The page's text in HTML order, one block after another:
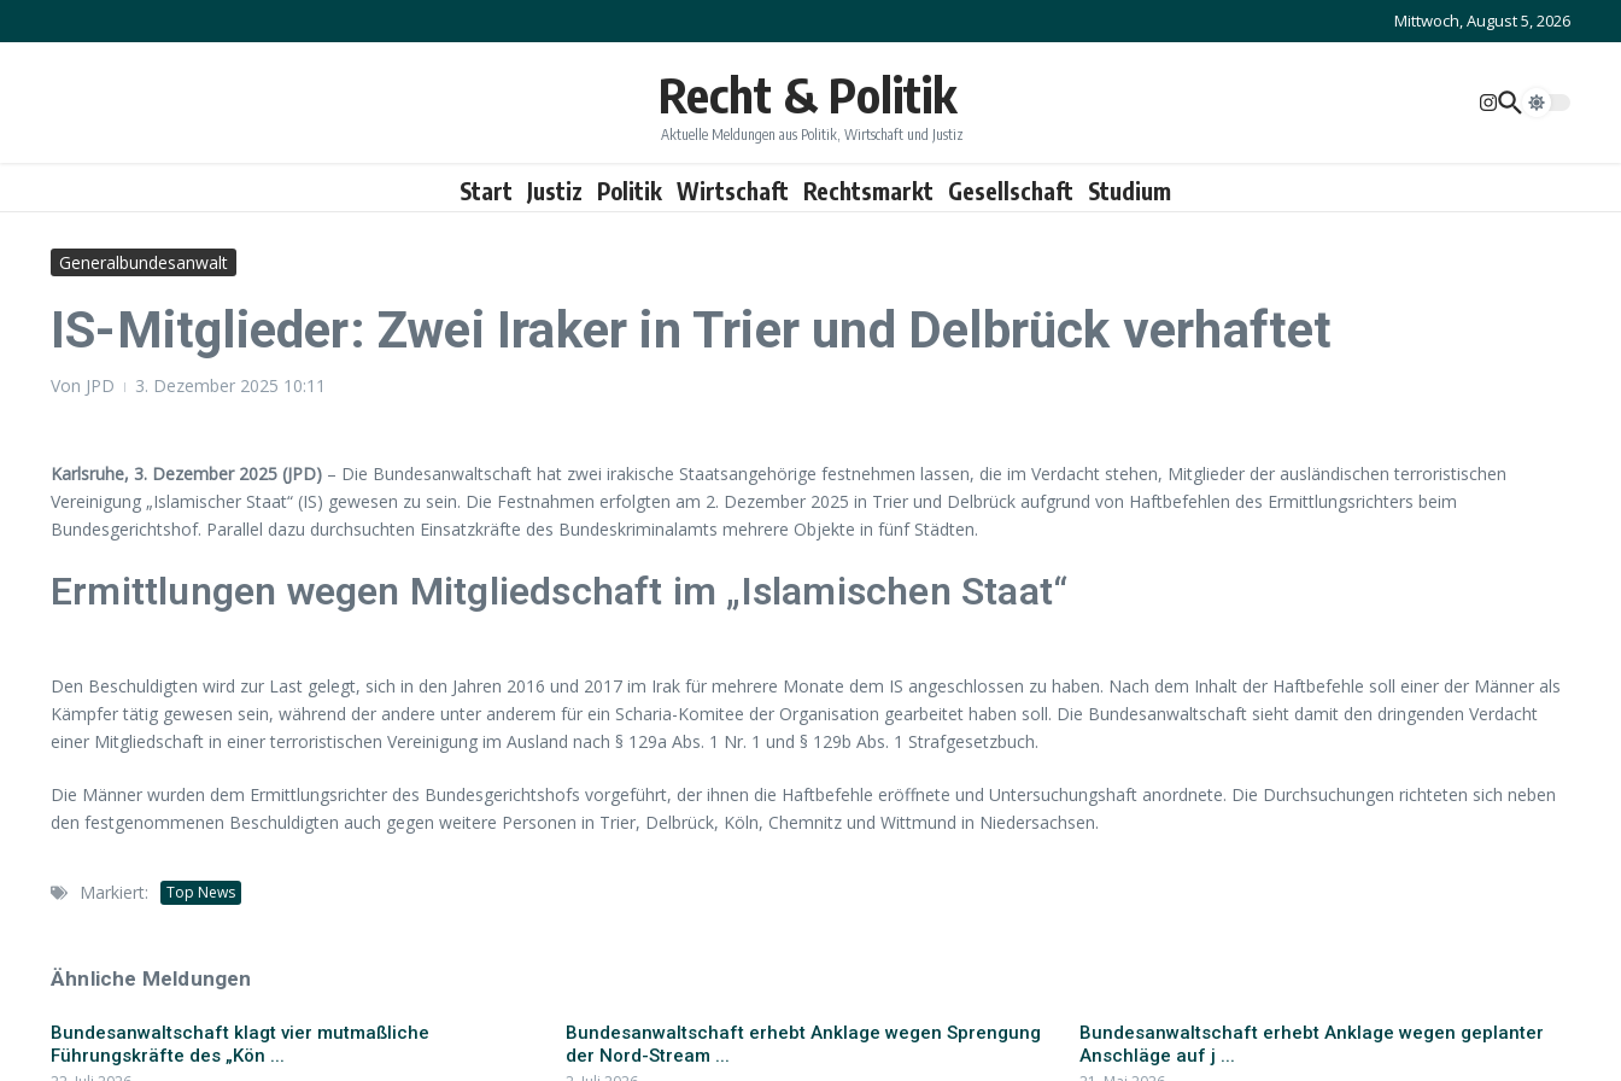
Mittwoch, August 5, 2026
Recht & Politik
Aktuelle Meldungen aus Politik, Wirtschaft und Justiz
Start Justiz Politik Wirtschaft Rechtsmarkt Gesellschaft Studium
Generalbundesanwalt
IS-Mitglieder: Zwei Iraker in Trier und Delbrück verhaftet
Von JPD 3. Dezember 2025 10:11
Karlsruhe, 3. Dezember 2025 (JPD) – Die Bundesanwaltschaft hat zwei irakische Staatsangehörige festnehmen lassen, die im Verdacht stehen, Mitglieder der ausländischen terroristischen
Vereinigung „Islamischer Staat“ (IS) gewesen zu sein. Die Festnahmen erfolgten am 2. Dezember 2025 in Trier und Delbrück aufgrund von Haftbefehlen des Ermittlungsrichters beim
Bundesgerichtshof. Parallel dazu durchsuchten Einsatzkräfte des Bundeskriminalamts mehrere Objekte in fünf Städten.
Ermittlungen wegen Mitgliedschaft im „Islamischen Staat“
Den Beschuldigten wird zur Last gelegt, sich in den Jahren 2016 und 2017 im Irak für mehrere Monate dem IS angeschlossen zu haben. Nach dem Inhalt der Haftbefehle soll einer der Männer als
Kämpfer tätig gewesen sein, während der andere unter anderem für ein Scharia-Komitee der Organisation gearbeitet haben soll. Die Bundesanwaltschaft sieht damit den dringenden Verdacht
einer Mitgliedschaft in einer terroristischen Vereinigung im Ausland nach § 129a Abs. 1 Nr. 1 und § 129b Abs. 1 Strafgesetzbuch.
Die Männer wurden dem Ermittlungsrichter des Bundesgerichtshofs vorgeführt, der ihnen die Haftbefehle eröffnete und Untersuchungshaft anordnete. Die Durchsuchungen richteten sich neben
den festgenommenen Beschuldigten auch gegen weitere Personen in Trier, Delbrück, Köln, Chemnitz und Wittmund in Niedersachsen.
Markiert: Top News
Ähnliche Meldungen
Bundesanwaltschaft klagt vier mutmaßliche
Führungskräfte des „Kön ...
Bundesanwaltschaft erhebt Anklage wegen Sprengung
der Nord-Stream ...
Bundesanwaltschaft erhebt Anklage wegen geplanter
Anschläge auf j ...